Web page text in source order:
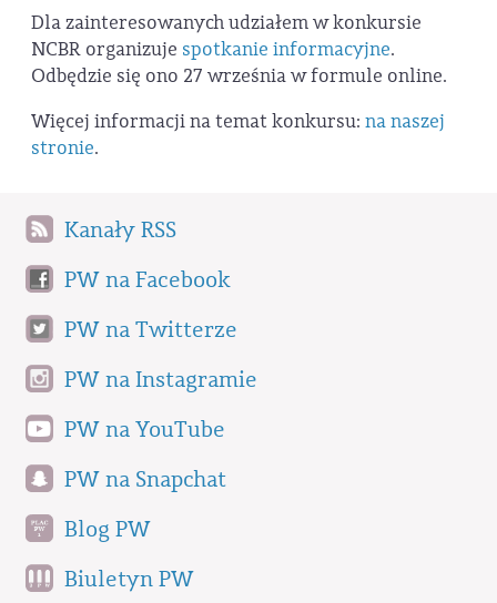
Dla zainteresowanych udziałem w konkursie
NCBR organizuje spotkanie informacyjne.
Odbędzie się ono 27 września w formule online.
Więcej informacji na temat konkursu: na naszej
stronie.
Kanały RSS
PW na Facebook
PW na Twitterze
PW na Instagramie
PW na YouTube
PW na Snapchat
Blog PW
Biuletyn PW